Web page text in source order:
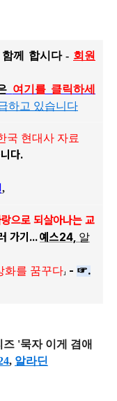
께 합시다 - 회원
여기를 클릭하세
하고 있습니다
국 현대사 자료
다.
,
으로 되살아나는 교
가기...예스24, 알
화를 꿈꾸다」 - ☞.
즈 '묵자 이게 겸애
, 알라딘